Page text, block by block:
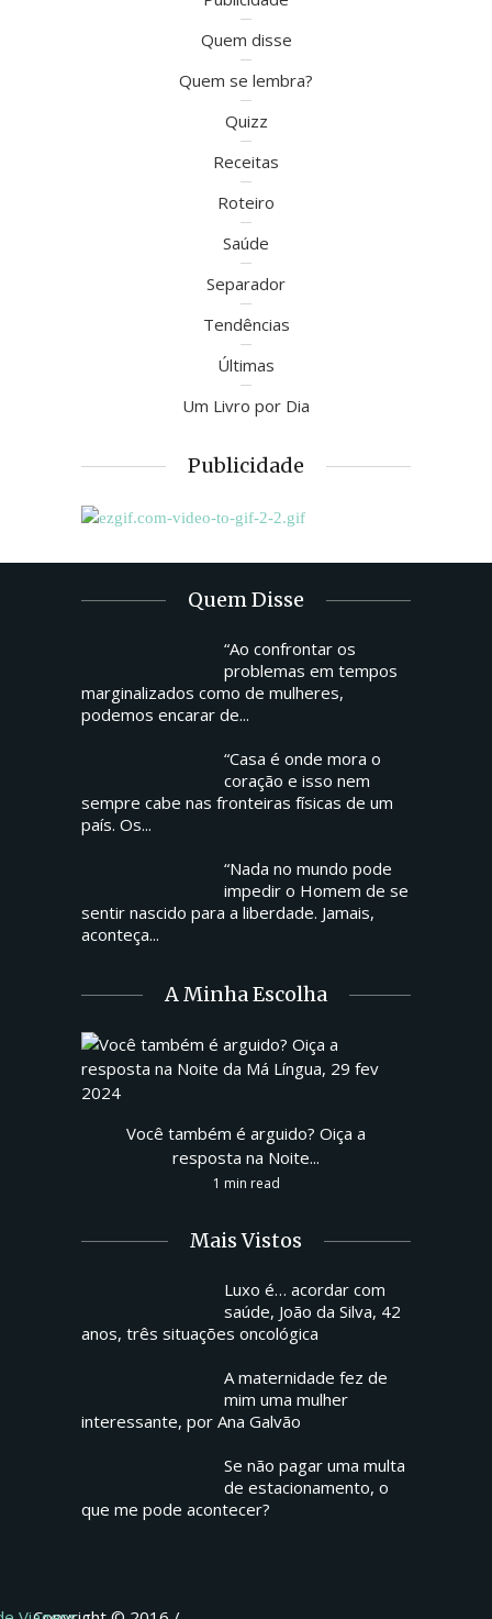
Quem disse
Quem se lembra?
Quizz
Receitas
Roteiro
Saúde
Separador
Tendências
Últimas
Um Livro por Dia
Publicidade
Quem Disse
“Ao confrontar os
problemas em tempos
marginalizados como de mulheres,
podemos encarar de...
“Casa é onde mora o
coração e isso nem
sempre cabe nas fronteiras físicas de um
país. Os...
“Nada no mundo pode
impedir o Homem de se
sentir nascido para a liberdade. Jamais,
aconteça...
A Minha Escolha
Você também é arguido? Oiça a
resposta na Noite...
1 min read
Mais Vistos
Luxo é… acordar com
saúde, João da Silva, 42
anos, três situações oncológica
A maternidade fez de
mim uma mulher
interessante, por Ana Galvão
Se não pagar uma multa
de estacionamento, o
que me pode acontecer?